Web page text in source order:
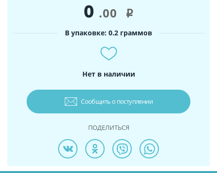
0 .00 i
В упаковке: 0.2 граммов
Нет в наличии
Сообщить о поступлении
ПОДЕЛИТЬСЯ